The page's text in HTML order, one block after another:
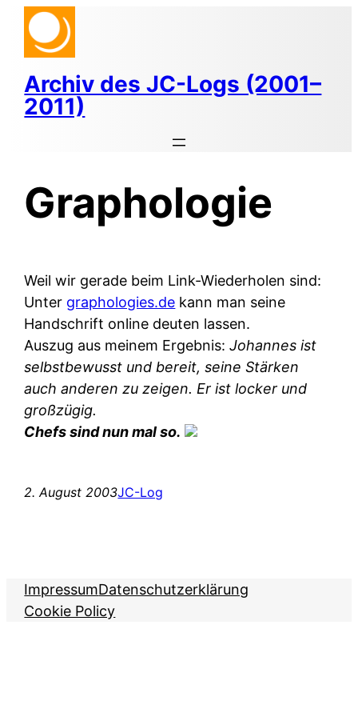
Zum
Inhalt
springen
Archiv des JC-Logs (2001–
2011)
Graphologie
Weil wir gerade beim Link-Wiederholen sind:
Unter graphologies.de kann man seine
Handschrift online deuten lassen.
Auszug aus meinem Ergebnis:Johannes ist
selbstbewusst und bereit, seine Stärken
auch anderen zu zeigen. Er ist locker und
großzügig.
Chefs sind nun mal so.
2. August 2003JC-Log
ImpressumDatenschutzerklärung
Cookie Policy